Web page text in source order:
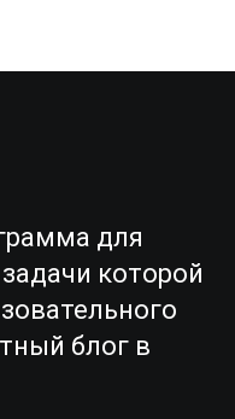
для
которой
блог в